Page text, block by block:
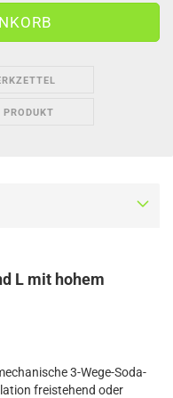
L mit hohem
3-Wege-Soda-
freistehend oder